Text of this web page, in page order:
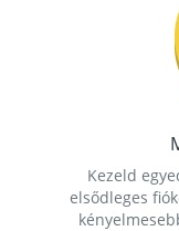
Kezeld
elsődleges